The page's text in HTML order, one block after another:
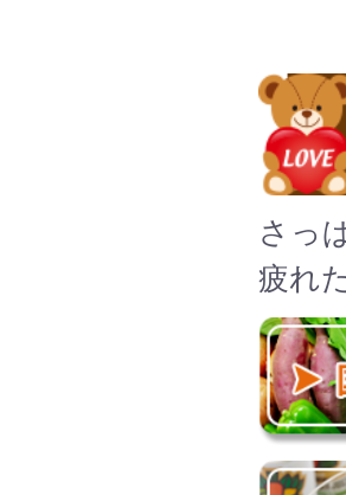
さっ
疲れ